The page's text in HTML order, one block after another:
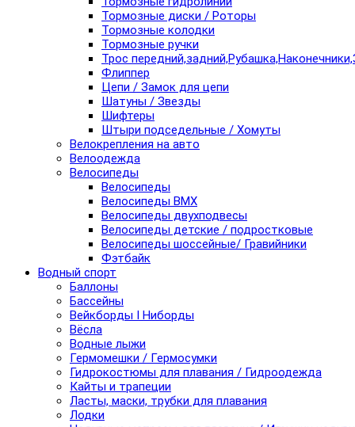
Тормозные диски / Роторы
Тормозные колодки
Тормозные ручки
Трос
Флиппер
Цепи / Замок для цепи
Шатуны / Звезды
Шифтеры
Штыри подседельные / Хомуты
Велокрепления на авто
Велоодежда
Велосипеды
Велосипеды
Велосипеды BMX
Велосипеды двухподвесы
Велосипеды детские / подростковые
Велосипеды шоссейные/ Гравийники
Фэтбайк
Водный спорт
Баллоны
Бассейны
Вейкборды I Ниборды
Вёсла
Водные лыжи
Гермомешки / Гермосумки
Гидрокостюмы для плавания / Гидроодежда
Кайты и трапеции
Ласты, маски, трубки для плавания
Лодки